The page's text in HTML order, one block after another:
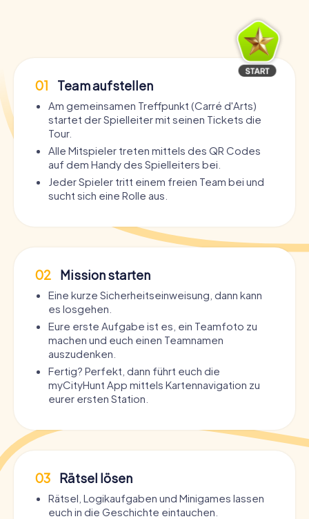
01 Team aufstellen
Am gemeinsamen Treffpunkt (Carré d'Arts)
startet der Spielleiter mit seinen Tickets die
Tour.
Alle Mitspieler treten mittels des QR Codes
auf dem Handy des Spielleiters bei.
Jeder Spieler tritt einem freien Team bei und
sucht sich eine Rolle aus.
02 Mission starten
Eine kurze Sicherheitseinweisung, dann kann
es losgehen.
Eure erste Aufgabe ist es, ein Teamfoto zu
machen und euch einen Teamnamen
auszudenken.
Fertig? Perfekt, dann führt euch die
myCityHunt App mittels Kartennavigation zu
eurer ersten Station.
03 Rätsel lösen
Rätsel, Logikaufgaben und Minigames lassen
euch in die Geschichte eintauchen.